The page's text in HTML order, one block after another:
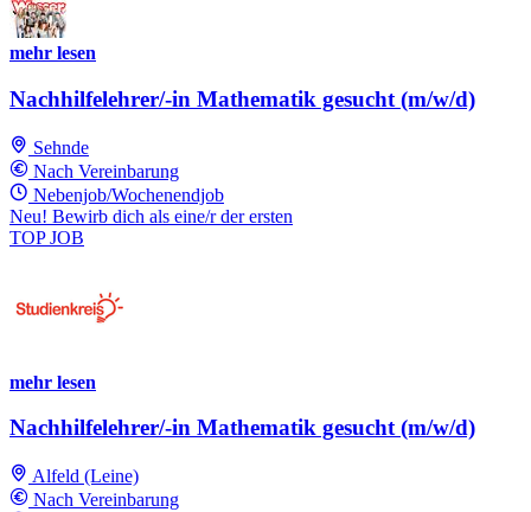
mehr lesen
Nachhilfelehrer/-in Mathematik gesucht (m/w/d)
Sehnde
Nach Vereinbarung
Nebenjob/Wochenendjob
Neu! Bewirb dich als eine/r der ersten
TOP JOB
mehr lesen
Nachhilfelehrer/-in Mathematik gesucht (m/w/d)
Alfeld (Leine)
Nach Vereinbarung